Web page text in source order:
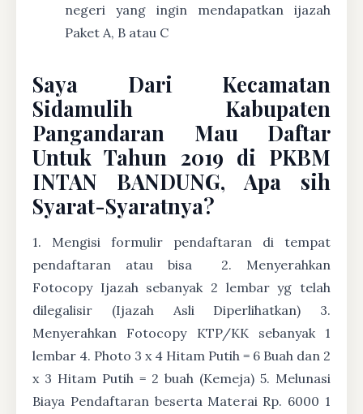
negeri yang ingin mendapatkan ijazah
Paket A, B atau C
Saya Dari Kecamatan
Sidamulih Kabupaten
Pangandaran Mau Daftar
Untuk Tahun 2019 di PKBM
INTAN BANDUNG, Apa sih
Syarat-Syaratnya?
1. Mengisi formulir pendaftaran di tempat
pendaftaran atau bisa
2. Menyerahkan
Fotocopy Ijazah sebanyak 2 lembar yg telah
dilegalisir (Ijazah Asli Diperlihatkan) 3.
Menyerahkan Fotocopy KTP/KK sebanyak 1
lembar 4. Photo 3 x 4 Hitam Putih = 6 Buah dan 2
x 3 Hitam Putih = 2 buah (Kemeja) 5. Melunasi
Biaya Pendaftaran beserta Materai Rp. 6000 1